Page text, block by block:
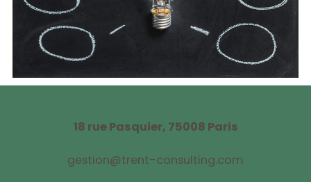
18 rue Pasquier, 75008 Paris
gestion@trent-consulting.com